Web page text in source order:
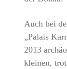
Auch bei
„Palais
2013
kleinen,